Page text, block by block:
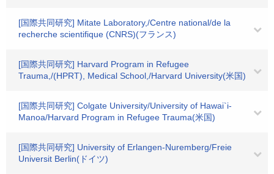
[国際共同研究] Mitate Laboratory,/Centre national/de la
recherche scientifique (CNRS)(フランス)
[国際共同研究] Harvard Program in Refugee
Trauma,/(HPRT), Medical School,/Harvard University(米国)
[国際共同研究] Colgate University/University of Hawai`i-
Manoa/Harvard Program in Refugee Trauma(米国)
[国際共同研究] University of Erlangen-Nuremberg/Freie
Universit Berlin(ドイツ)